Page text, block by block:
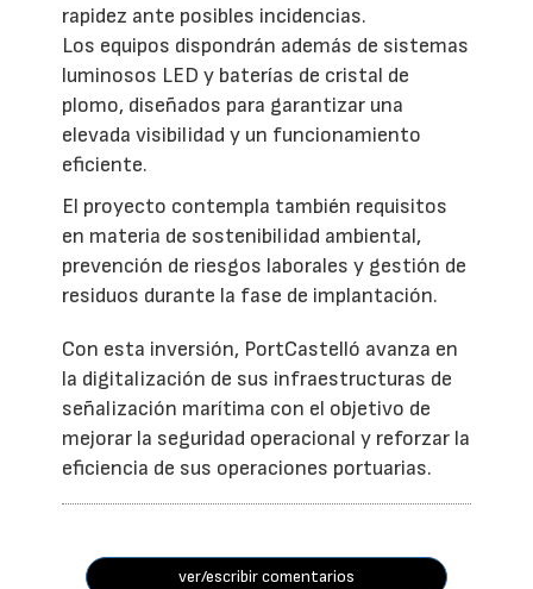
rapidez ante posibles incidencias.
Los equipos dispondrán además de sistemas
luminosos LED y baterías de cristal de
plomo, diseñados para garantizar una
elevada visibilidad y un funcionamiento
eficiente.
El proyecto contempla también requisitos
en materia de sostenibilidad ambiental,
prevención de riesgos laborales y gestión de
residuos durante la fase de implantación.
Con esta inversión, PortCastelló avanza en
la digitalización de sus infraestructuras de
señalización marítima con el objetivo de
mejorar la seguridad operacional y reforzar la
eficiencia de sus operaciones portuarias.
ver/escribir comentarios